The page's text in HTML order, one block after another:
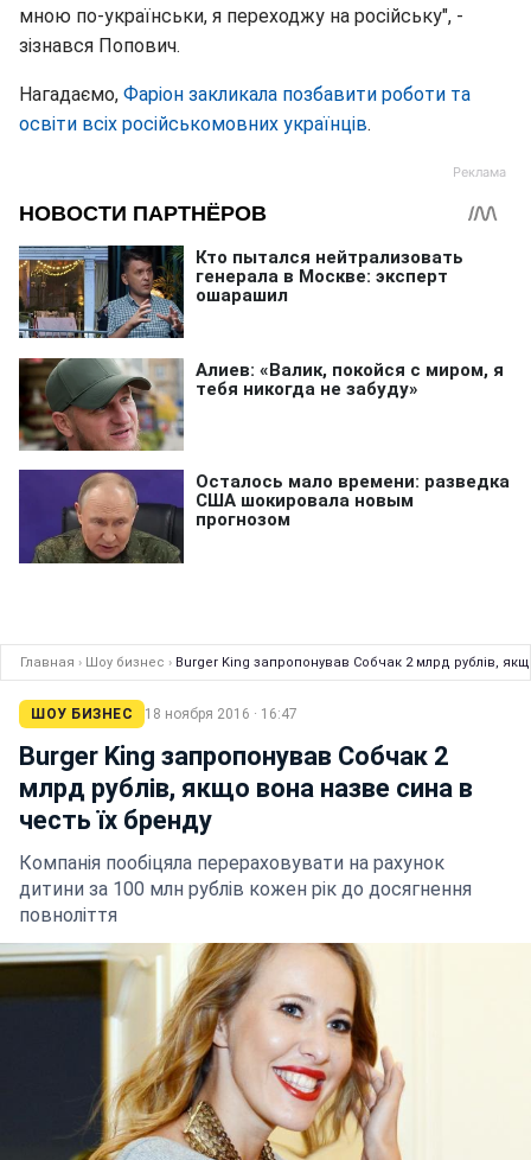
мною по-українськи, я переходжу на російську", -
зізнався Попович.
Нагадаємо, Фаріон закликала позбавити роботи та
освіти всіх російськомовних українців.
Главная › Шоу бизнес › Burger King запропонував Собчак 2 млрд рублів,
ШОУ БИЗНЕС 18 ноября 2016 · 16:47
Burger King запропонував Собчак 2
млрд рублів, якщо вона назве сина в
честь їх бренду
Компанія пообіцяла перераховувати на рахунок
дитини за 100 млн рублів кожен рік до досягнення
повноліття